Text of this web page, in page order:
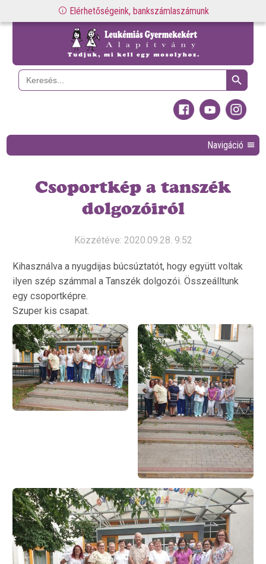
Elérhetőségeink, bankszámlaszámunk
Search
for:
Search Button
Navigáció
Csoportkép a tanszék
dolgozóiról
Közzétéve: 2020.09.28. 9:52
Kihasználva a nyugdijas búcsúztatót, hogy együtt voltak
ilyen szép számmal a Tanszék dolgozói. Összeálltunk
egy csoportképre.
Szuper kis csapat.